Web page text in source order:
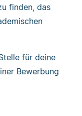
finden, das
für deine
Bewerbung